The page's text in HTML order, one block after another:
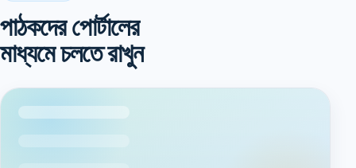
পাঠকদের পোর্টালের
মাধ্যমে চলতে রাখুন